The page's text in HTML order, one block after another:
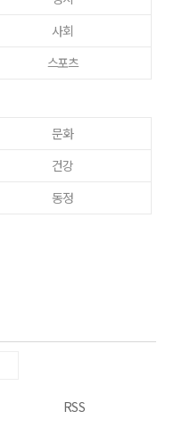
사회
스포츠
문화
건강
동정
RSS